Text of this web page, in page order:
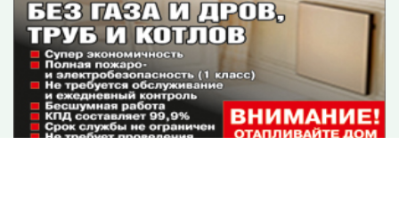
Публикуемая информация является интеллектуальной
собственностью ОУИРП «Рэдакцыя газеты «Гродзенская
праўда».
Перепечатка возможна только с письменного разрешения
редакции.Политика конфиденциальности
При использовании материалов гиперссылка (не закрытая
от индексации поисковыми системами) на конкретную